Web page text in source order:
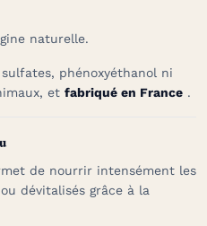
naturelle.
phénoxyéthanol ni
et fabriqué en France .
de nourrir intensément les
dévitalisés grâce à la